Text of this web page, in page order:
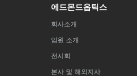
에드몬드옵틱스
회사소개
임원 소개
전시회
본사 및 해외지사